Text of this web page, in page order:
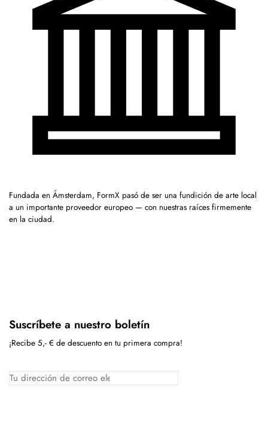
Fundada en Ámsterdam, FormX pasó de ser una fundición de arte local
a un importante proveedor europeo — con nuestras raíces firmemente
en la ciudad.
Suscríbete a nuestro boletín
¡Recibe 5,- € de descuento en tu primera compra!